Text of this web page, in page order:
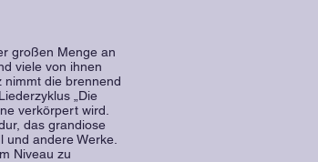
großen Menge an
viele von ihnen
nimmt die brennend
„Die
verkörpert wird.
das grandiose
andere Werke.
Niveau zu